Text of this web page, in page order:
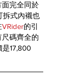
完全同於
拆式內襯也
VRider的引
碼齊全的
17,800